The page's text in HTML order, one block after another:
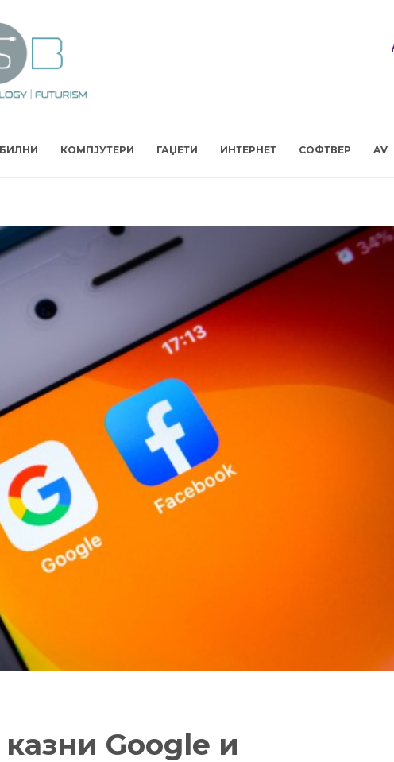
КОМПЈУТЕРИ ГАЏЕТИ ИНТЕРНЕТ СОФТВЕР AV
Google и